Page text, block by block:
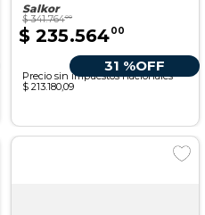
Salkor
$ 341.76400
$ 235.56400
31 %OFF
Precio sin impuestos nacionales
$ 213.180,09